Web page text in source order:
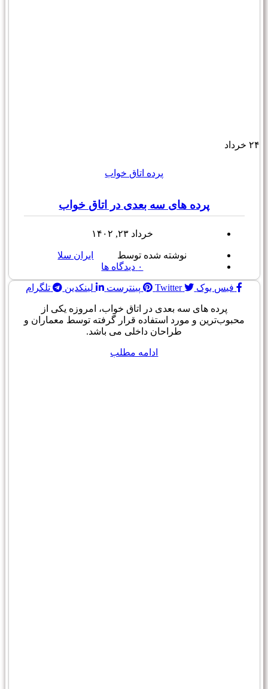
۲۴ خرداد
پرده اتاق خواب
پرده های سه بعدی در اتاق خواب
خرداد ۲۳, ۱۴۰۲
نوشته شده توسط
ایران سلا
۰ دیدگاه ها
فیس بوک Twitter پینترست لینکدین تلگرام
پرده های سه بعدی در اتاق خواب، امروزه یکی از
محبوب‌ترین و مورد استفاده قرار گرفته توسط معماران و
طراحان داخلی می باشد.
ادامه مطلب